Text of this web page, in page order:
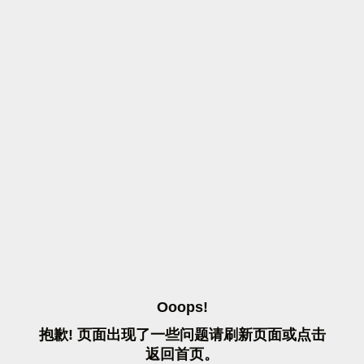
OOOPS!
抱歉! 页面出现了一些问题请刷 新页面或点击
返 回首页。